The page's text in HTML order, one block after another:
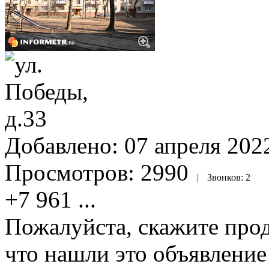
Добавлено: 07 апреля
Просмотров: 2990 | Звонков: 2
+7 961 ...
Пожалуйста, скажите
что нашли это